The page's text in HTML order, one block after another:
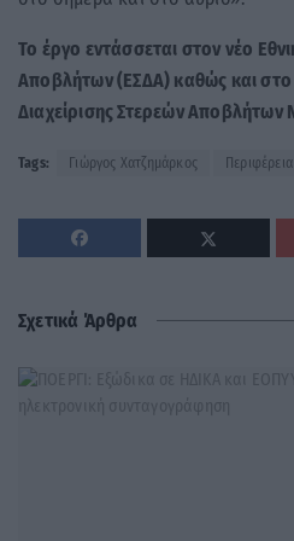
Το έργο εντάσσεται στον νέο
Αποβλήτων (ΕΣΔΑ) καθώς και στο
Διαχείρισης Στερεών Αποβλήτων
Tags: Γιώργος Χατζημάρκος
Σχετικά Άρθρα